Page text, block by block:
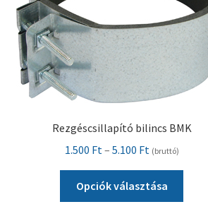
Rezgéscsillapító bilincs BMK
1.500 Ft – 5.100 FtÁrtartomány:
-
5.100 Ft
(bruttó)
Opciók választása